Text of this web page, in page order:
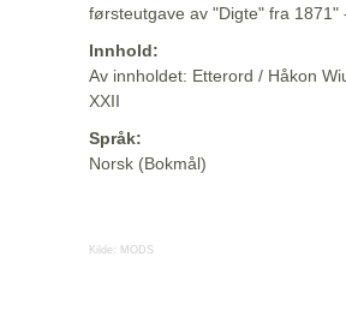
førsteutgave av "Digte" fra 1871"
Innhold:
Av innholdet: Etterord / Håkon
XXII
Språk:
Norsk (Bokmål)
Kilde: MODS